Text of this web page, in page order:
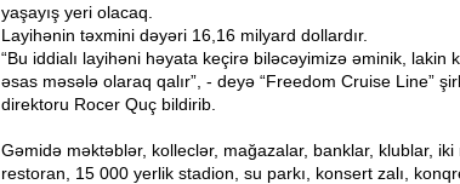
yaşayış yeri olacaq.
Layihənin təxmini dəyəri 16,16 milyard dollardır.
“Bu iddialı layihəni həyata keçirə biləcəyimizə əminik, lakin
əsas məsələ olaraq qalır”, - deyə “Freedom Cruise Line”
direktoru Rocer Quç bildirib.
Gəmidə məktəblər, kolleclər, mağazalar, banklar, klublar, iki
restoran, 15 000 yerlik stadion, su parkı, konsert zalı,